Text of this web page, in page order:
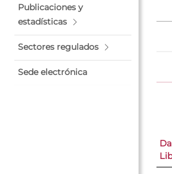
Publicaciones y
estadísticas
Sectores regulados
Sede electrónica